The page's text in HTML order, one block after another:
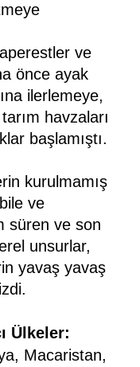
ve
önce ayak
ilerlemeye,
havzaları
başlamıştı.
kurulmamış
ve
süren ve son
unsurlar,
yavaş yavaş
Ülkeler:
Macaristan,